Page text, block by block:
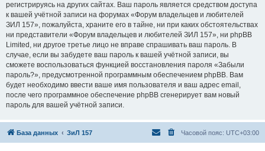
регистрируясь на других сайтах. Ваш пароль является средством доступа
к вашей учётной записи на форумах «Форум владельцев и любителей
ЗИЛ 157», пожалуйста, храните его в тайне, ни при каких обстоятельствах
ни представители «Форум владельцев и любителей ЗИЛ 157», ни phpBB
Limited, ни другое третье лицо не вправе спрашивать ваш пароль. В
случае, если вы забудете ваш пароль к вашей учётной записи, вы
сможете воспользоваться функцией восстановления пароля «Забыли
пароль?», предусмотренной программным обеспечением phpBB. Вам
будет необходимо ввести ваше имя пользователя и ваш адрес email,
после чего программное обеспечение phpBB сгенерирует вам новый
пароль для вашей учётной записи.
База данных ЗиЛ 157 Часовой пояс: UTC+03:00